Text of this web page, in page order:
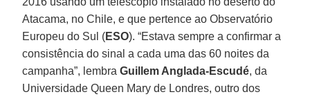
Atacama, no Chile, e que pertence ao Observatório
Europeu do Sul (ESO). “Estava sempre a confirmar a
consistência do sinal a cada uma das 60 noites da
campanha”, lembraGuillem Anglada-Escudé, da
Universidade Queen Mary de Londres, outro dos